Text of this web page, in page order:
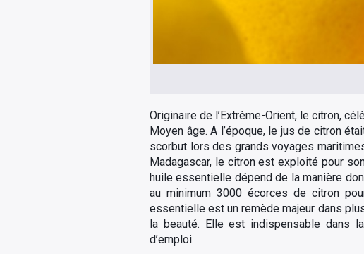
Originaire de l’Extrème-Orient, le citron,
Moyen âge. A l’époque, le jus de citron
scorbut lors des grands voyages
Madagascar, le citron est exploité pour
huile essentielle dépend de la manière
au minimum 3000 écorces de citron
essentielle est un remède majeur dans
la beauté. Elle est indispensable dans
d’emploi.